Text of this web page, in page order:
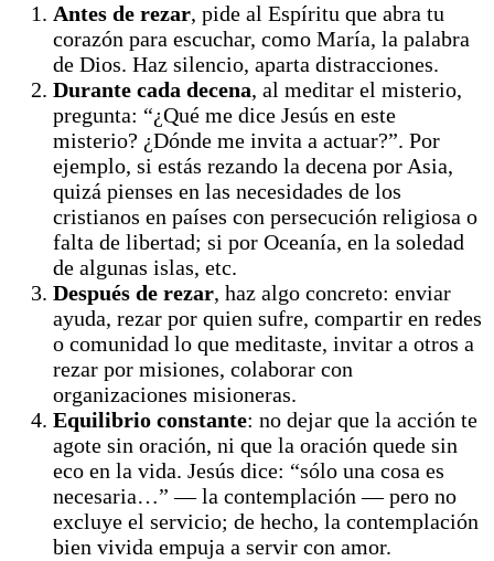
Antes de rezar, pide al Espíritu que abra tu
corazón para escuchar, como María, la palabra
de Dios. Haz silencio, aparta distracciones.
Durante cada decena, al meditar el misterio,
pregunta: “¿Qué me dice Jesús en este
misterio? ¿Dónde me invita a actuar?”. Por
ejemplo, si estás rezando la decena por Asia,
quizá pienses en las necesidades de los
cristianos en países con persecución religiosa o
falta de libertad; si por Oceanía, en la soledad
de algunas islas, etc.
Después de rezar, haz algo concreto: enviar
ayuda, rezar por quien sufre, compartir en redes
o comunidad lo que meditaste, invitar a otros a
rezar por misiones, colaborar con
organizaciones misioneras.
Equilibrio constante: no dejar que la acción te
agote sin oración, ni que la oración quede sin
eco en la vida. Jesús dice: “sólo una cosa es
necesaria…” — la contemplación — pero no
excluye el servicio; de hecho, la contemplación
bien vivida empuja a servir con amor.